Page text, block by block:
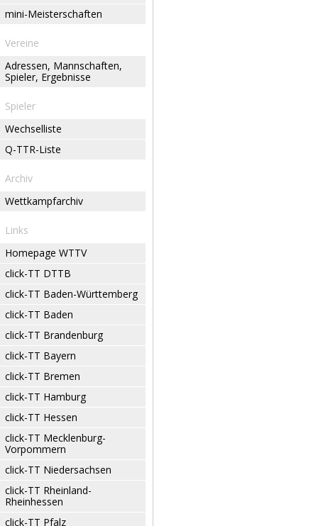
mini-Meisterschaften
Vereine
Adressen, Mannschaften,
Spieler, Ergebnisse
Spieler
Wechselliste
Q-TTR-Liste
Archiv
Wettkampfarchiv
Links
Homepage WTTV
click-TT DTTB
click-TT Baden-Württemberg
click-TT Baden
click-TT Brandenburg
click-TT Bayern
click-TT Bremen
click-TT Hamburg
click-TT Hessen
click-TT Mecklenburg-
Vorpommern
click-TT Niedersachsen
click-TT Rheinland-
Rheinhessen
click-TT Pfalz